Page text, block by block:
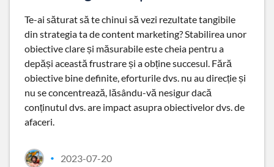
Te-ai săturat să te chinui să vezi rezultate tangibile
din strategia ta de content marketing? Stabilirea unor
obiective clare și măsurabile este cheia pentru a
depăși această frustrare și a obține succesul. Fără
obiective bine definite, eforturile dvs. nu au direcție și
nu se concentrează, lăsându-vă nesigur dacă
conținutul dvs. are impact asupra obiectivelor dvs. de
afaceri.
• 2023-07-20